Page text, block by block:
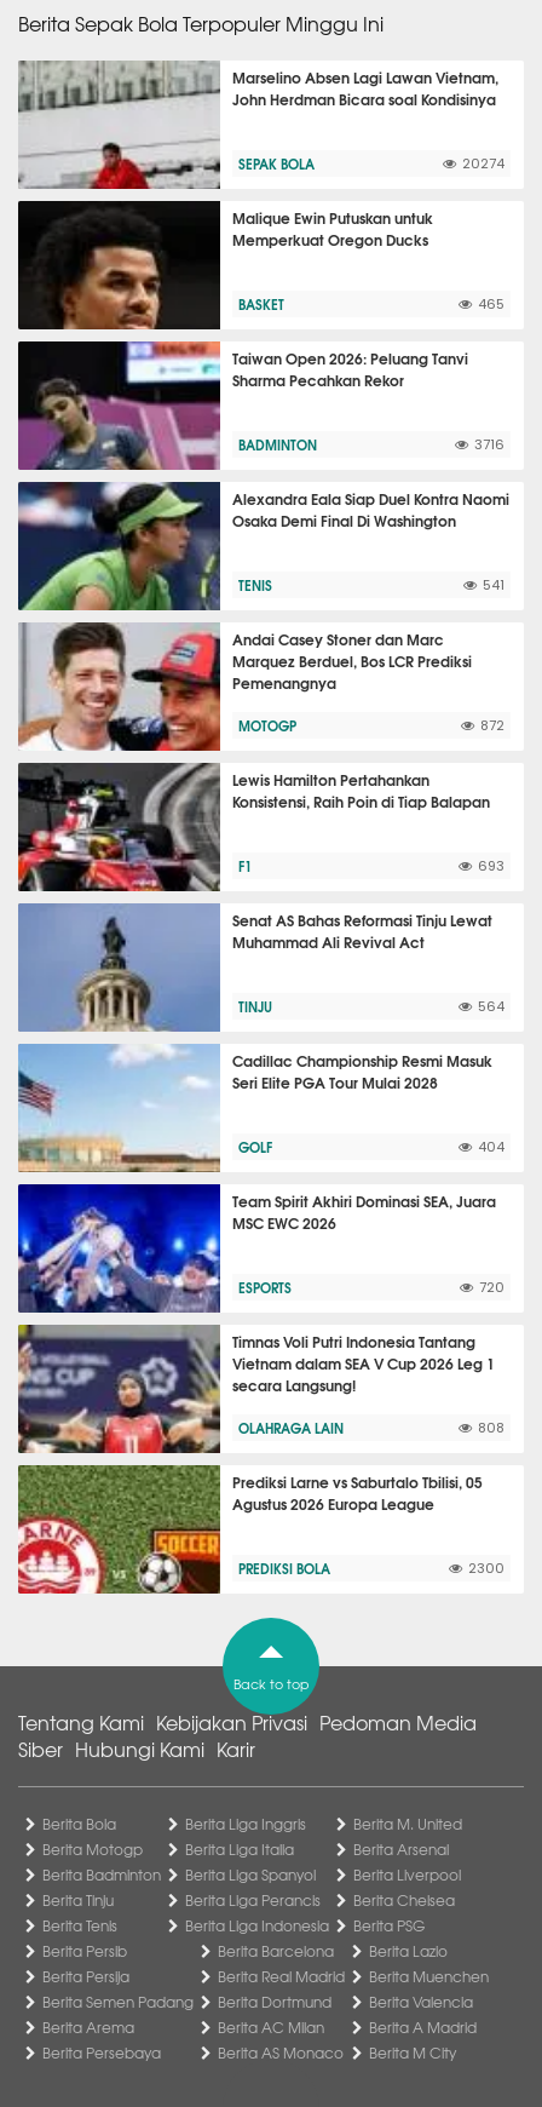
Berita Sepak Bola Terpopuler Minggu Ini
Marselino Absen Lagi Lawan Vietnam,
John Herdman Bicara soal Kondisinya
SEPAK BOLA 20274
Malique Ewin Putuskan untuk
Memperkuat Oregon Ducks
BASKET 465
Taiwan Open 2026: Peluang Tanvi
Sharma Pecahkan Rekor
BADMINTON 3716
Alexandra Eala Siap Duel Kontra Naomi
Osaka Demi Final Di Washington
TENIS 541
Andai Casey Stoner dan Marc
Marquez Berduel, Bos LCR Prediksi
Pemenangnya
MOTOGP 872
Lewis Hamilton Pertahankan
Konsistensi, Raih Poin di Tiap Balapan
F1 693
Senat AS Bahas Reformasi Tinju Lewat
Muhammad Ali Revival Act
TINJU 564
Cadillac Championship Resmi Masuk
Seri Elite PGA Tour Mulai 2028
GOLF 404
Team Spirit Akhiri Dominasi SEA, Juara
MSC EWC 2026
ESPORTS 720
Timnas Voli Putri Indonesia Tantang
Vietnam dalam SEA V Cup 2026 Leg 1
secara Langsung!
OLAHRAGA LAIN 808
Prediksi Larne vs Saburtalo Tbilisi, 05
Agustus 2026 Europa League
PREDIKSI BOLA 2300
Back to top
Tentang Kami Kebijakan Privasi Pedoman Media
Siber Hubungi Kami Karir
Berita Bola
Berita Motogp
Berita Badminton
Berita Tinju
Berita Tenis
Berita Liga Inggris
Berita Liga Italia
Berita Liga Spanyol
Berita Liga Perancis
Berita Liga Indonesia
Berita M. United
Berita Arsenal
Berita Liverpool
Berita Chelsea
Berita PSG
Berita Persib
Berita Persija
Berita Semen Padang
Berita Arema
Berita Persebaya
Berita Barcelona
Berita Real Madrid
Berita Dortmund
Berita AC Milan
Berita AS Monaco
Berita Lazio
Berita Muenchen
Berita Valencia
Berita A Madrid
Berita M City